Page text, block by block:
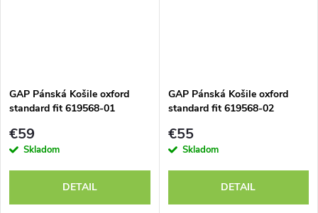
GAP Pánská Košile oxford
standard fit 619568-01
€59
Skladom
DETAIL
GAP Pánská Košile oxford
standard fit 619568-02
€55
Skladom
DETAIL